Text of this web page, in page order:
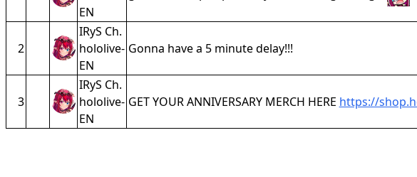
EN
2
IRyS Ch.
hololive-
EN
Gonna have a 5 minute delay!!!
3
IRyS Ch.
hololive-
EN
GET YOUR ANNIVERSARY MERCH HERE https://